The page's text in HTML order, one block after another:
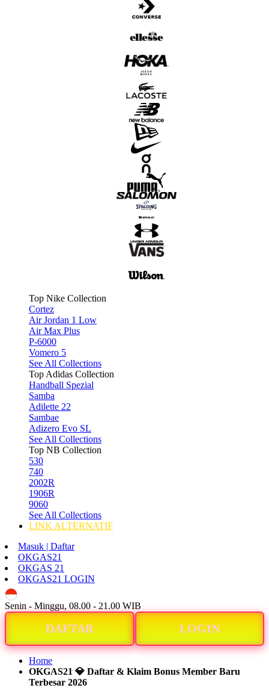
Top Nike Collection
Cortez
Air Jordan 1 Low
Air Max Plus
P-6000
Vomero 5
See All Collections
Top Adidas Collection
Handball Spezial
Samba
Adilette 22
Sambae
Adizero Evo SL
See All Collections
Top NB Collection
530
740
2002R
1906R
9060
See All Collections
LINK ALTERNATIF
Masuk | Daftar
OKGAS21
OKGAS 21
OKGAS21 LOGIN
Senin - Minggu, 08.00 - 21.00 WIB
DAFTAR LOGIN
Home
OKGAS21 💎 Daftar & Klaim Bonus Member Baru
Terbesar 2026